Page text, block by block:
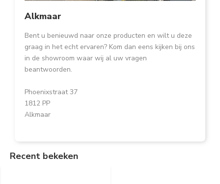
Alkmaar
Bent u benieuwd naar onze producten en wilt u deze
graag in het echt ervaren? Kom dan eens kijken bij ons
in de showroom waar wij al uw vragen
beantwoorden.
Phoenixstraat 37
1812 PP
Alkmaar
Recent bekeken